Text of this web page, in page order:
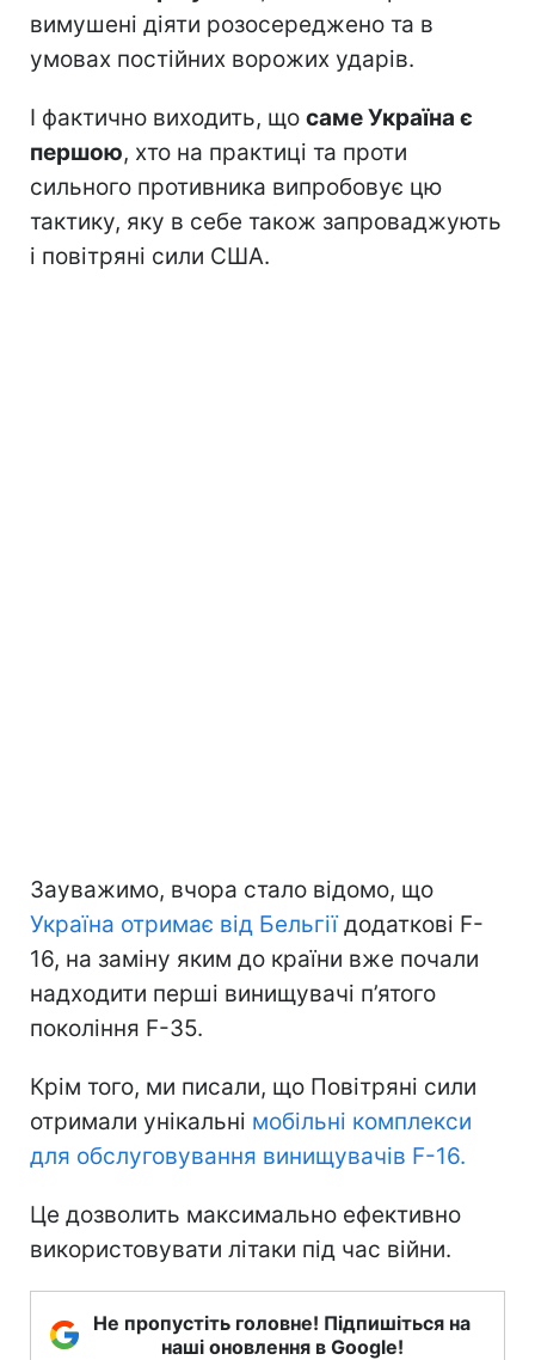
вимушені діяти розосереджено та в
умовах постійних ворожих ударів.
І фактично виходить, що саме Україна є
першою, хто на практиці та проти
сильного противника випробовує цю
тактику, яку в себе також запроваджують
і повітряні сили США.
Зауважимо, вчора стало відомо, що
Україна отримає від Бельгіїдодаткові F-
16, на заміну яким до країни вже почали
надходити перші винищувачі п’ятого
покоління F-35.
Крім того, ми писали, що Повітряні сили
отримали унікальні мобільні комплекси
для обслуговування винищувачів F-16.
Це дозволить максимально ефективно
використовувати літаки під час війни.
Не пропустіть головне! Підпишіться на
наші оновлення в Google!